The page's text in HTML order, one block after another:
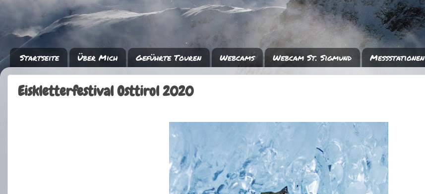
Startseite Über Mich Geführte Touren Webcams Webcam St. Sigmund Messstationen
Eiskletterfestival Osttirol 2020